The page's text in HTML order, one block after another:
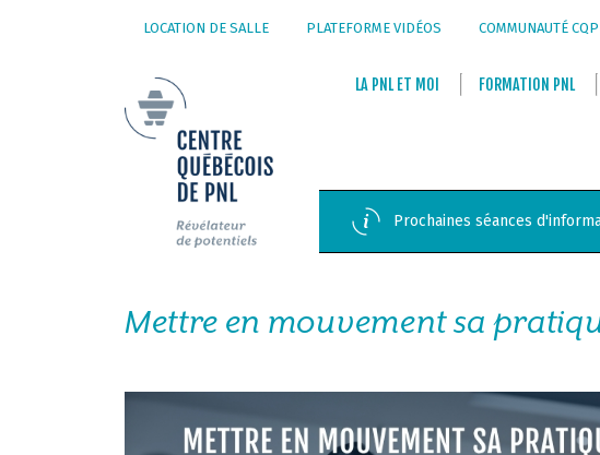
LOCATION DE SALLE PLATEFORME VIDÉOS COMMUNAUTÉ
LA PNL ET MOI FORMATION PNL
Prochaines séances
Mettre en mouvement sa